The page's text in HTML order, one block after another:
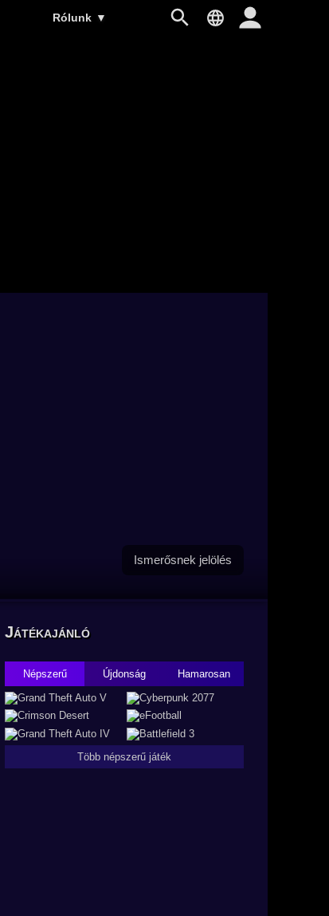
Rólunk ▼
Ismerősnek jelölés
Játékajánló
Népszerű Újdonság Hamarosan
Több népszerű játék